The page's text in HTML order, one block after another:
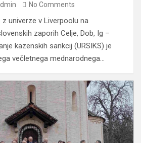
No Comments
univerze v Liverpoolu na
zaporih Celje, Dob, Ig –
kazenskih sankcij (URSIKS) je
večletnega mednarodnega…